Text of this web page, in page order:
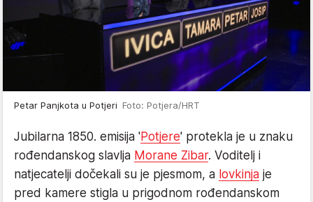
Petar Panjkota u Potjeri Foto: Potjera/HRT
Jubilarna 1850. emisija 'Potjere' protekla je u znaku
rođendanskog slavlja Morane Zibar. Voditelj i
natjecatelji dočekali su je pjesmom, a lovkinja je
pred kamere stigla u prigodnom rođendanskom